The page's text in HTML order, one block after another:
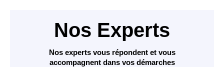
Nos Experts
Nos experts vous répondent et vous
accompagnent dans vos démarches